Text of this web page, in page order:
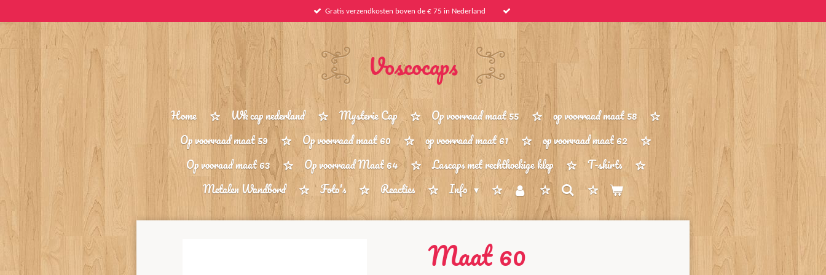
hoofdinhoud
Gratis verzendkosten boven de € 75 in Nederland
Voscocaps
Home Wk cap nederland Mysterie Cap Op voorraad maat 55
op voorraad maat 58
Op voorraad maat 59
Op voorraad maat 60 op voorraad maat 61
op voorraad maat 62
Op vooraad maat 63
Op voorraad Maat 64 Lascaps met rechthoekige klep
T-shirts
Metalen Wandbord
Foto's Reacties Info
Maat 60